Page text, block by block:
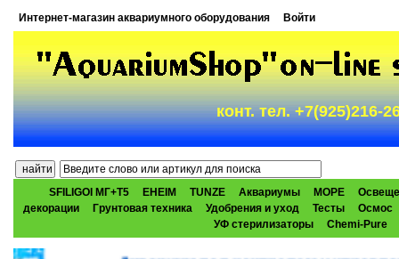
Интернет-магазин аквариумного оборудования Войти
конт. тел. +7(925)216-
SFILIGOI МГ+Т5 EHEIM TUNZE Аквариумы МОРЕ
декорации
Грунтовая техника Удобрения и уход Тесты
Осмос
УФ стерилизаторы
Chemi-Pure